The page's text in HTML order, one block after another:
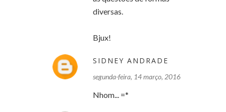
diversas.
Bjux!
SIDNEY ANDRADE
segunda-feira, 14 março, 2016
Nhom... =*